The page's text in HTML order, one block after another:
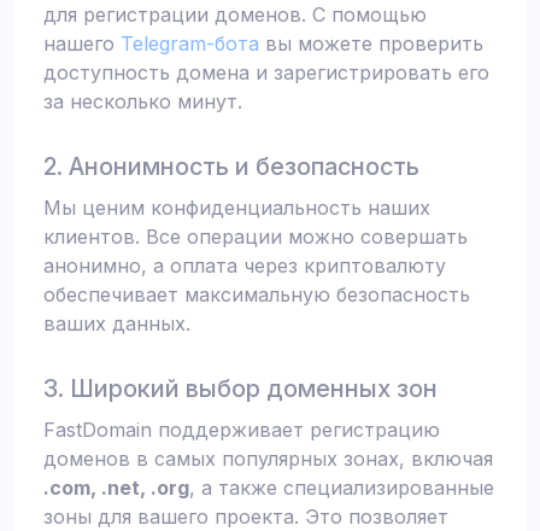
для регистрации доменов. С помощью
нашего Telegram-бота вы можете проверить
доступность домена и зарегистрировать его
за несколько минут.
2. Анонимность и безопасность
Мы ценим конфиденциальность наших
клиентов. Все операции можно совершать
анонимно, а оплата через криптовалюту
обеспечивает максимальную безопасность
ваших данных.
3. Широкий выбор доменных зон
FastDomain поддерживает регистрацию
доменов в самых популярных зонах, включая
.com, .net, .org, а также специализированные
зоны для вашего проекта. Это позволяет